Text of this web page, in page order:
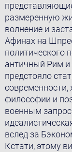
размеренную
волнение и
Афинах на
политического
античный Рим и
предстояло
современности,
философии и
военным
вслед за
Кстати, этому